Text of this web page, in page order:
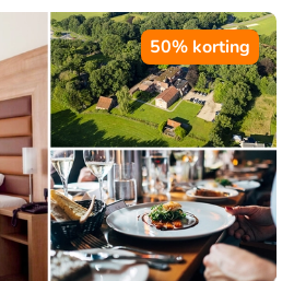
50% korting